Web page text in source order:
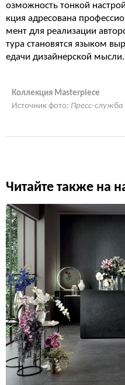
озможность тонкой
кция адресована
мент для реализации
тура становятся языком
едачи дизайнерской мысли.
Коллекция Masterpiece
Источник фото: Пресс-
Читайте также на